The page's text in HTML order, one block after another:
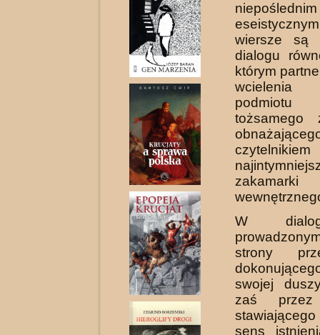
wiersze są
dialogu
którym
podmiotu
tożsamego
czytelnikiem
W
strony
swojej
zaś przez
sens